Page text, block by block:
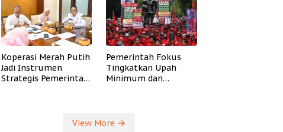
Koperasi Merah Putih
Jadi Instrumen
Strategis Pemerintah
Pemerintah Fokus
Tingkatkan Upah
Minimum dan
View More